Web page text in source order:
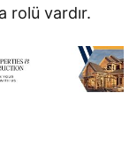
rolü vardır.